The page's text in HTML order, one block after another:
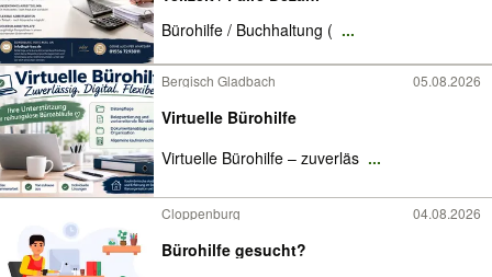
Bürohilfe / Buchhaltung ( ...
Bergisch Gladbach 05.08.2026
Virtuelle Bürohilfe
Virtuelle Bürohilfe – zuverläs ...
Cloppenburg 04.08.2026
Bürohilfe gesucht?